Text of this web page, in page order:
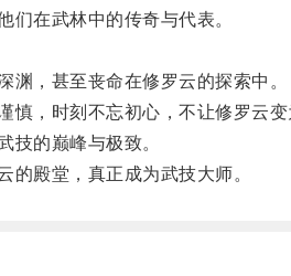
在武林中的传奇与代表。
，甚至丧命在修罗云的探索中。
，时刻不忘初心，不让修罗云变
的巅峰与极致。
殿堂，真正成为武技大师。